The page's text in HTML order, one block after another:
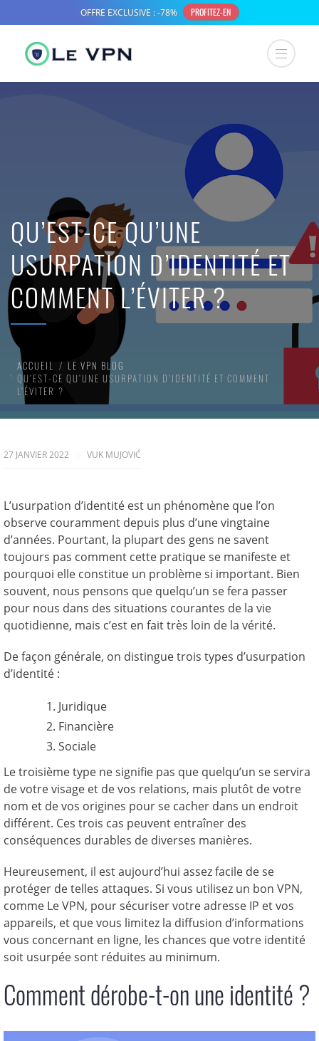
QU’EST-CE QU’UNE
USURPATION D’IDENTITÉ ET
COMMENT L’ÉVITER ?
ACCUEIL
LE VPN BLOG
QU’EST-CE QU’UNE USURPATION D’IDENTITÉ ET COMMENT
L’ÉVITER ?
27 JANVIER 2022 VUK MUJOVIĆ
L’usurpation d’identité est un phénomène que l’on
observe couramment depuis plus d’une vingtaine
d’années. Pourtant, la plupart des gens ne savent
toujours pas comment cette pratique se manifeste et
pourquoi elle constitue un problème si important. Bien
souvent, nous pensons que quelqu’un se fera passer
pour nous dans des situations courantes de la vie
quotidienne, mais c’est en fait très loin de la vérité.
De façon générale, on distingue trois types d’usurpation
d’identité :
Juridique
Financière
Sociale
Le troisième type ne signifie pas que quelqu’un se servira
de votre visage et de vos relations, mais plutôt de votre
nom et de vos origines pour se cacher dans un endroit
différent. Ces trois cas peuvent entraîner des
conséquences durables de diverses manières.
Heureusement, il est aujourd’hui assez facile de se
protéger de telles attaques. Si vous utilisez un bon VPN,
comme Le VPN, pour sécuriser votre adresse IP et vos
appareils, et que vous limitez la diffusion d’informations
vous concernant en ligne, les chances que votre identité
soit usurpée sont réduites au minimum.
Comment dérobe-t-on une identité ?